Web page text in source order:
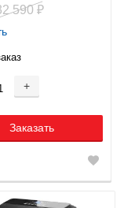
590 ₽
+
Заказать